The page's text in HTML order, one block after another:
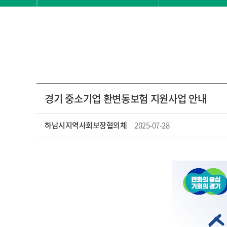
경기 중소기업 환변동보험 지원사업 안내
하남시지역사회보장협의체 2025-07-28